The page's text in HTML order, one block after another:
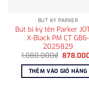
BÚT KÝ PARKER
Bút bi ký tên Parker
X-Black PM CT GB6-
2025829
1.080.000₫ Giá
là:
THÊM VÀO GIỎ HÀNG